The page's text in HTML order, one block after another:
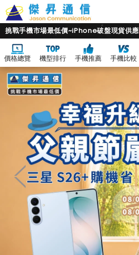
挑戰手機市場最低價~iPhone破盤現貨供應
價格總覽 機型排行 手機推薦 手機比較